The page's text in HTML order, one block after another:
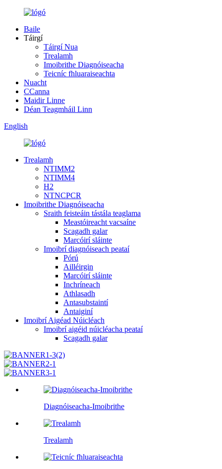
Baile
Táirgí
Táirgí Nua
Trealamh
Imoibrithe Diagnóiseacha
Teicníc fhluaraiseachta
Nuacht
CCanna
Maidir Linne
Déan Teagmháil Linn
English
Trealamh
NTIMM2
NTIMM4
H2
NTNCPCR
Imoibrithe Diagnóiseacha
Sraith feisteáin tástála teaglama
Meastóireacht vacsaíne
Scagadh galar
Marcóirí sláinte
Imoibrí diagnóiseach peataí
Pórú
Ailléirgin
Marcóirí sláinte
Inchríneach
Athlasadh
Antasubstaintí
Antaiginí
Imoibrí Aigéad Núicléach
Imoibrí aigéid núicléacha peataí
Scagadh galar
Diagnóiseacha-Imoibrithe
Trealamh